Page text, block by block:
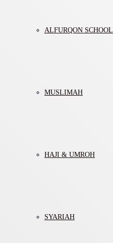
ALFURQON SCHOOL
MUSLIMAH
HAJI & UMROH
SYARIAH